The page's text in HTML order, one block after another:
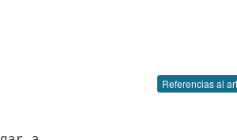
Referencias al